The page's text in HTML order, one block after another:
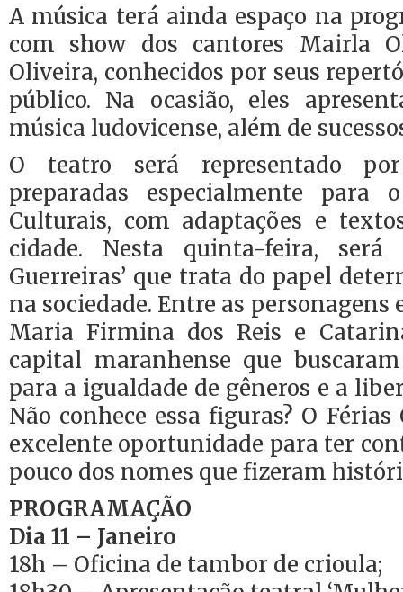
A música terá ainda espaço na
com show dos cantores Mairla
Oliveira, conhecidos por seus
público. Na ocasião, eles
música ludovicense, além de
O teatro será representado
preparadas especialmente para
Culturais, com adaptações e
cidade. Nesta quinta-feira, será
Guerreiras’ que trata do papel
na sociedade. Entre as personagens
Maria Firmina dos Reis e
capital maranhense que
para a igualdade de gêneros e a
Não conhece essa figuras? O
excelente oportunidade para ter
pouco dos nomes que fizeram
PROGRAMAÇÃO
Dia 11 – Janeiro
18h – Oficina de tambor de crioula;